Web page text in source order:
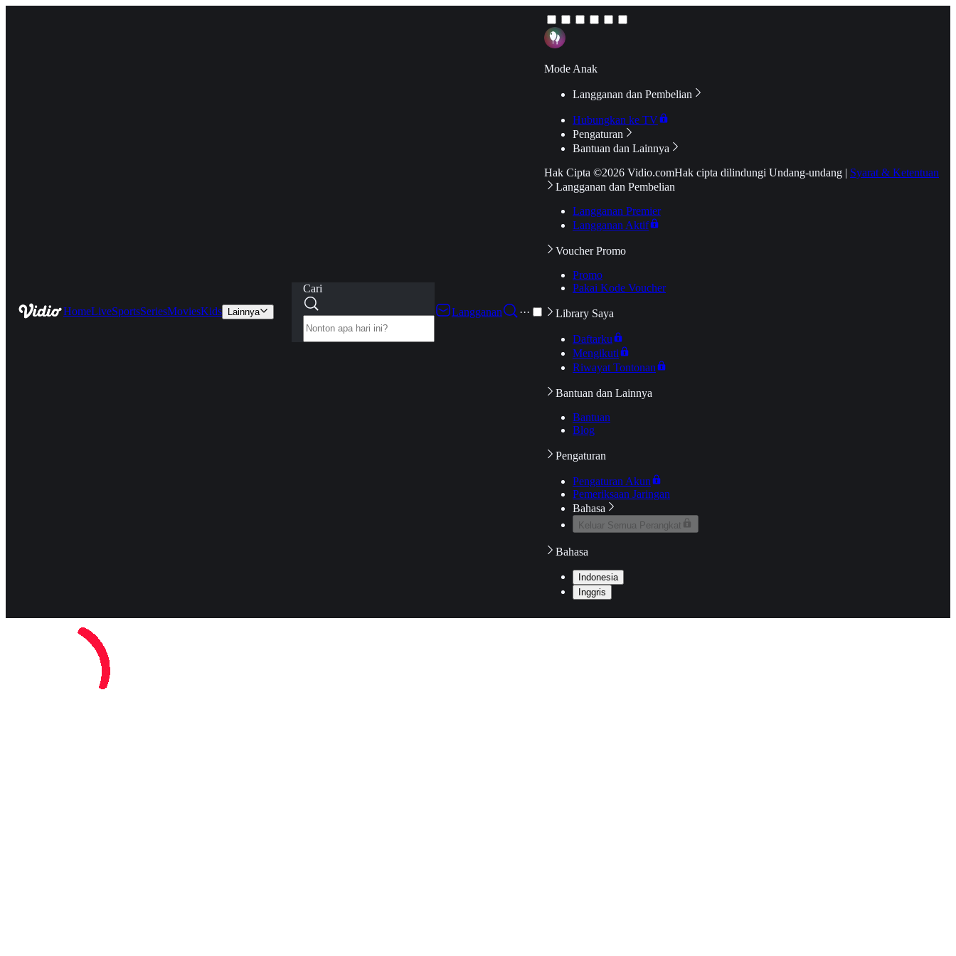
HomeLiveSportsSeriesMoviesKids Lainnya
Cari
Langganan
···
Mode Anak
Langganan dan Pembelian
Hubungkan ke TV
Pengaturan
Bantuan dan Lainnya
Hak Cipta ©2026 Vidio.comHak cipta dilindungi Undang-undang | Syarat & Ketentuan
Langganan dan Pembelian
Langganan Premier
Langganan Aktif
Voucher Promo
Promo
Pakai Kode Voucher
Library Saya
Daftarku
Mengikuti
Riwayat Tontonan
Bantuan dan Lainnya
Bantuan
Blog
Pengaturan
Pengaturan Akun
Pemeriksaan Jaringan
Bahasa
Keluar Semua Perangkat
Bahasa
Indonesia
Inggris